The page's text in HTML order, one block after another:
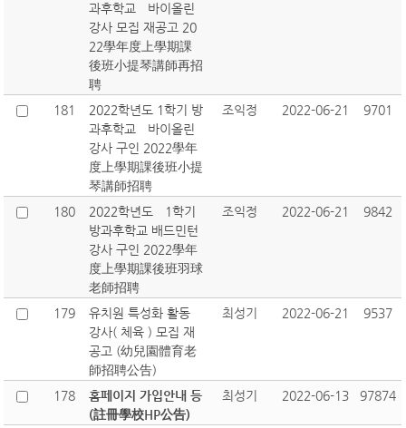
과후학교 바이올린
강사 모집 재공고 20
22學年度上學期課
後班小提琴講師再招
聘
181
2022학년도 1학기 방
과후학교 바이올린
강사 구인 2022學年
度上學期課後班小提
琴講師招聘
조익정 2022-06-21 9701
180
2022학년도 1학기
방과후학교 배드민턴
강사 구인 2022學年
度上學期課後班羽球
老師招聘
조익정 2022-06-21 9842
179
유치원 특성화 활동
강사( 체육 ) 모집 재
공고 (幼兒園體育老
師招聘公告)
최성기 2022-06-21 9537
178
홈페이지 가입안내 등
(註冊學校HP公告)
최성기 2022-06-13 97874